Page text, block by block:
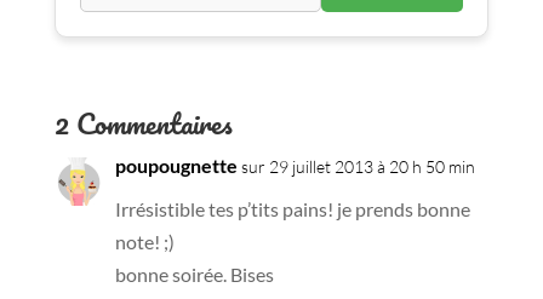
2 Commentaires
poupougnette sur 29 juillet 2013 à 20 h 50 min
Irrésistible tes p’tits pains! je prends bonne
note! ;)
bonne soirée. Bises